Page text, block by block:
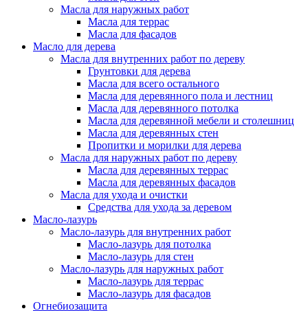
Масла для наружных работ
Масла для террас
Масла для фасадов
Масло для дерева
Масла для внутренних работ по дереву
Грунтовки для дерева
Масла для всего остального
Масла для деревянного пола и лестниц
Масла для деревянного потолка
Масла для деревянной мебели и столешниц
Масла для деревянных стен
Пропитки и морилки для дерева
Масла для наружных работ по дереву
Масла для деревянных террас
Масла для деревянных фасадов
Масла для ухода и очистки
Средства для ухода за деревом
Масло-лазурь
Масло-лазурь для внутренних работ
Масло-лазурь для потолка
Масло-лазурь для стен
Масло-лазурь для наружных работ
Масло-лазурь для террас
Масло-лазурь для фасадов
Огнебиозащита